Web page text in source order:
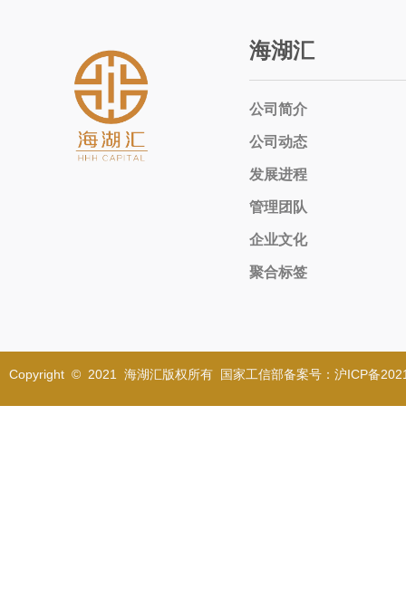
海湖汇
公司简介
公司动态
发展进程
管理团队
企业文化
聚合标签
Copyright © 2021 海湖汇版权所有 国家工信部备案号：沪ICP备